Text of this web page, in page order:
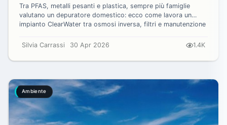
Tra PFAS, metalli pesanti e plastica, sempre più famiglie
valutano un depuratore domestico: ecco come lavora un
impianto ClearWater tra osmosi inversa, filtri e manutenzione
Silvia Carrassi
30 Apr 2026 1.4K
Ambiente